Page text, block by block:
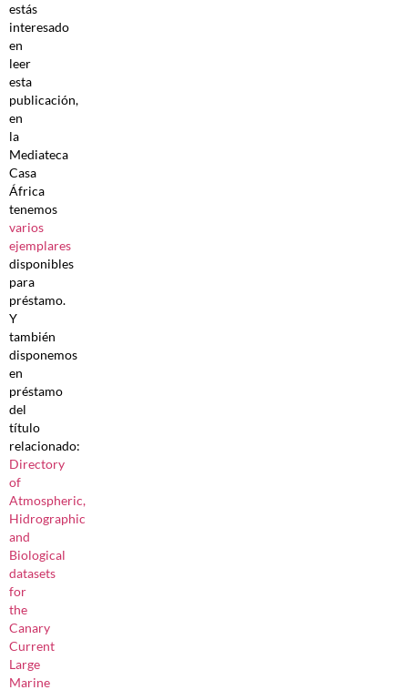
estás
interesado
en
leer
esta
publicación,
en
la
Mediateca
Casa
África
tenemos
varios
ejemplares
disponibles
para
préstamo.
Y
también
disponemos
en
préstamo
del
título
relacionado:
Directory
of
Atmospheric,
Hidrographic
and
Biological
datasets
for
the
Canary
Current
Large
Marine